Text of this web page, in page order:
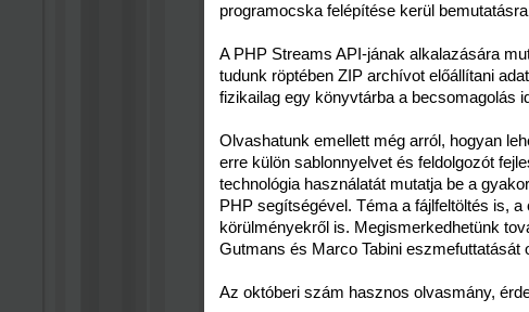
programocska felépítése kerül
A PHP Streams API-jának alkalazására
tudunk röptében ZIP archívot előállítani
fizikailag egy könyvtárba a becsomagolás
Olvashatunk emellett még arról, hogyan
erre külön sablonnyelvet és feldolgozót
technológia használatát mutatja be a
PHP segítségével. Téma a fájlfeltöltés is,
körülményekről is. Megismerkedhetünk
Gutmans és Marco Tabini
Az októberi szám hasznos olvasmány,